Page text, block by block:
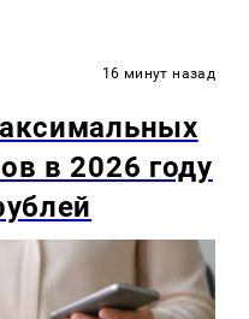
16 минут назад
в 2026 году